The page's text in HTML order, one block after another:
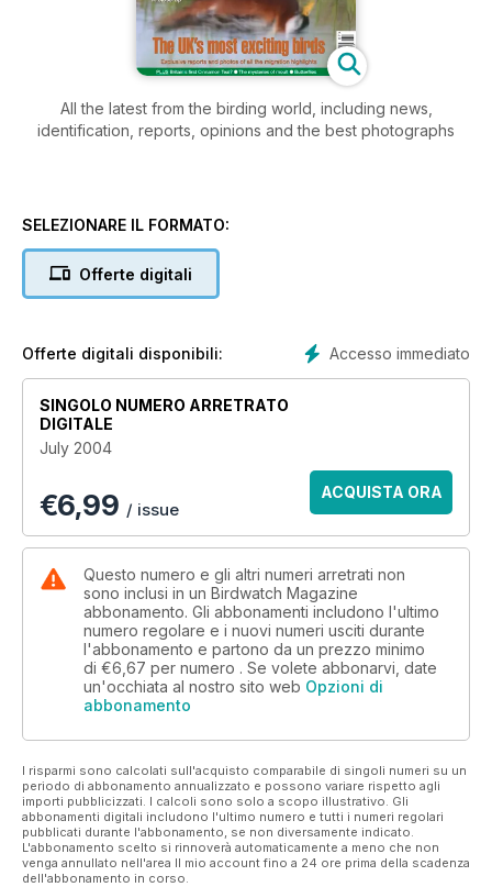
All the latest from the birding world, including news,
identification, reports, opinions and the best photographs
SELEZIONARE IL FORMATO:
Offerte digitali
Accesso immediato
Offerte digitali disponibili:
SINGOLO NUMERO ARRETRATO
DIGITALE
July 2004
€6,99 / issue
ACQUISTA ORA
Questo numero e gli altri numeri arretrati non
sono inclusi in un Birdwatch Magazine
abbonamento. Gli abbonamenti includono l'ultimo
numero regolare e i nuovi numeri usciti durante
l'abbonamento e partono da un prezzo minimo
di €6,67 per numero . Se volete abbonarvi, date
un'occhiata al nostro sito web Opzioni di
abbonamento
I risparmi sono calcolati sull'acquisto comparabile di singoli numeri su un
periodo di abbonamento annualizzato e possono variare rispetto agli
importi pubblicizzati. I calcoli sono solo a scopo illustrativo. Gli
abbonamenti digitali includono l'ultimo numero e tutti i numeri regolari
pubblicati durante l'abbonamento, se non diversamente indicato.
L'abbonamento scelto si rinnoverà automaticamente a meno che non
venga annullato nell'area Il mio account fino a 24 ore prima della scadenza
dell'abbonamento in corso.